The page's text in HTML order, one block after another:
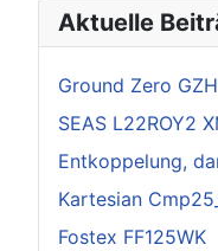
Aktuelle
Ground Zero
SEAS L22ROY2
Entkoppelung,
Kartesian
Fostex FF125WK